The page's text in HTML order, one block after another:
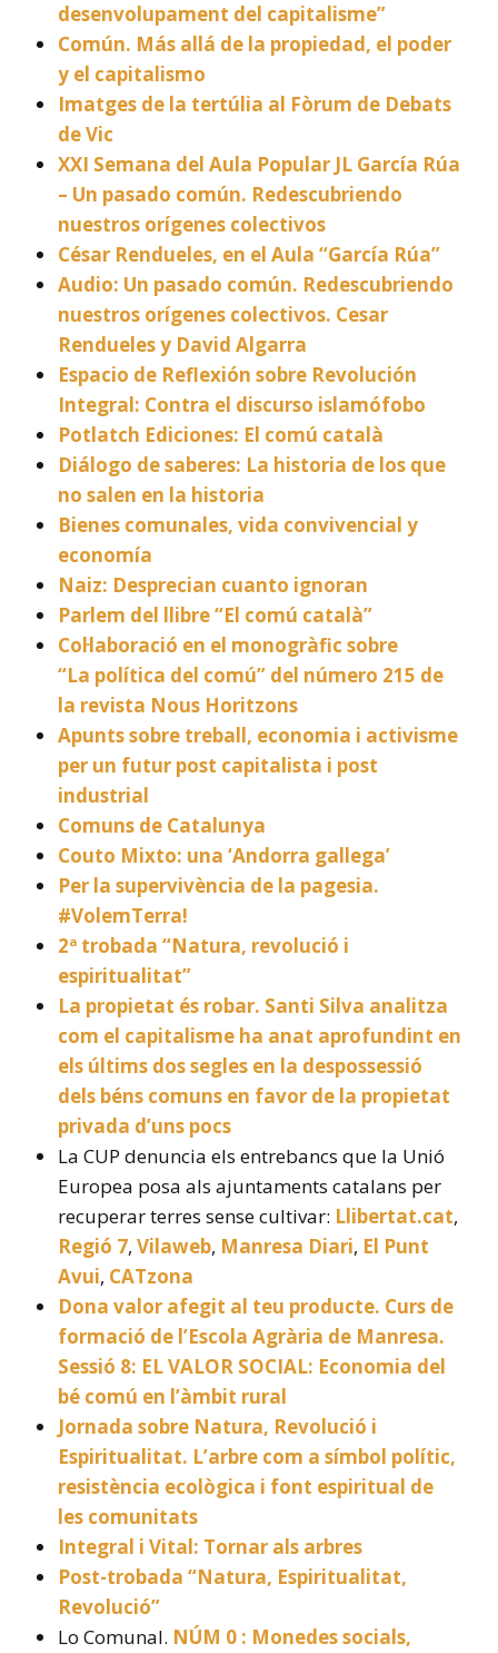
desenvolupament del capitalisme”
Común. Más allá de la propiedad, el poder
y el capitalismo
Imatges de la tertúlia al Fòrum de Debats
de Vic
XXI Semana del Aula Popular JL García Rúa
– Un pasado común. Redescubriendo
nuestros orígenes colectivos
César Rendueles, en el Aula “García Rúa”
Audio: Un pasado común. Redescubriendo
nuestros orígenes colectivos. Cesar
Rendueles y David Algarra
Espacio de Reflexión sobre Revolución
Integral: Contra el discurso islamófobo
Potlatch Ediciones: El comú català
Diálogo de saberes: La historia de los que
no salen en la historia
Bienes comunales, vida convivencial y
economía
Naiz: Desprecian cuanto ignoran
Parlem del llibre “El comú català”
Col·laboració en el monogràfic sobre
“La política del comú” del número 215 de
la revista Nous Horitzons
Apunts sobre treball, economia i activisme
per un futur post capitalista i post
industrial
Comuns de Catalunya
Couto Mixto: una ‘Andorra gallega’
Per la supervivència de la pagesia.
#VolemTerra!
2ª trobada “Natura, revolució i
espiritualitat”
La propietat és robar. Santi Silva analitza
com el capitalisme ha anat aprofundint en
els últims dos segles en la despossessió
dels béns comuns en favor de la propietat
privada d’uns pocs
La CUP denuncia els entrebancs que la Unió
Europea posa als ajuntaments catalans per
recuperar terres sense cultivar: Llibertat.cat,
Regió 7, Vilaweb, Manresa Diari, El Punt
Avui, CATzona
Dona valor afegit al teu producte. Curs de
formació de l’Escola Agrària de Manresa.
Sessió 8: EL VALOR SOCIAL: Economia del
bé comú en l’àmbit rural
Jornada sobre Natura, Revolució i
Espiritualitat. L’arbre com a símbol polític,
resistència ecològica i font espiritual de
les comunitats
Integral i Vital: Tornar als arbres
Post-trobada “Natura, Espiritualitat,
Revolució”
Lo Comunal. NÚM 0 : Monedes socials,